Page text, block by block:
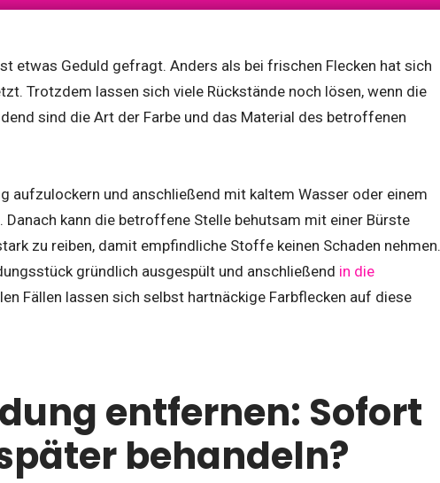
etwas Geduld gefragt. Anders als bei frischen Flecken hat sich
Trotzdem lassen sich viele Rückstände noch lösen, wenn die
sind die Art der Farbe und das Material des betroffenen
aufzulockern und anschließend mit kaltem Wasser oder einem
kann die betroffene Stelle behutsam mit einer Bürste
zu reiben, damit empfindliche Stoffe keinen Schaden nehmen.
gründlich ausgespült und anschließend in die
Fällen lassen sich selbst hartnäckige Farbflecken auf diese
entfernen: Sofort
behandeln?